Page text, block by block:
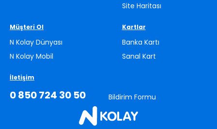
Site Haritası
Müşteri Ol
N Kolay Dünyası
N Kolay Mobil
Kartlar
Banka Kartı
Sanal Kart
İletişim
0 850 724 30 50 Bildirim Formu